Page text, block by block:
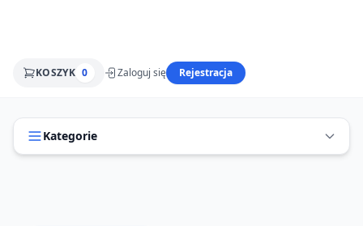
KOSZYK 0 Zaloguj się Rejestracja
Kategorie